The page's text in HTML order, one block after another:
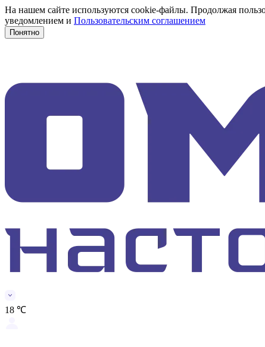
На нашем сайте используются cookie-файлы. Продолжая
уведомлением и Пользовательским соглашением
Понятно
18 ℃